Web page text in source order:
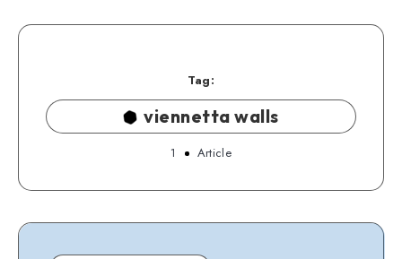
Tag:
viennetta walls
1 Article